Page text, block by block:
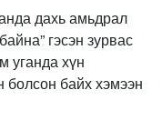
дахь амьдрал
гэсэн зурвас
уганда хүн
болсон байх хэмээн